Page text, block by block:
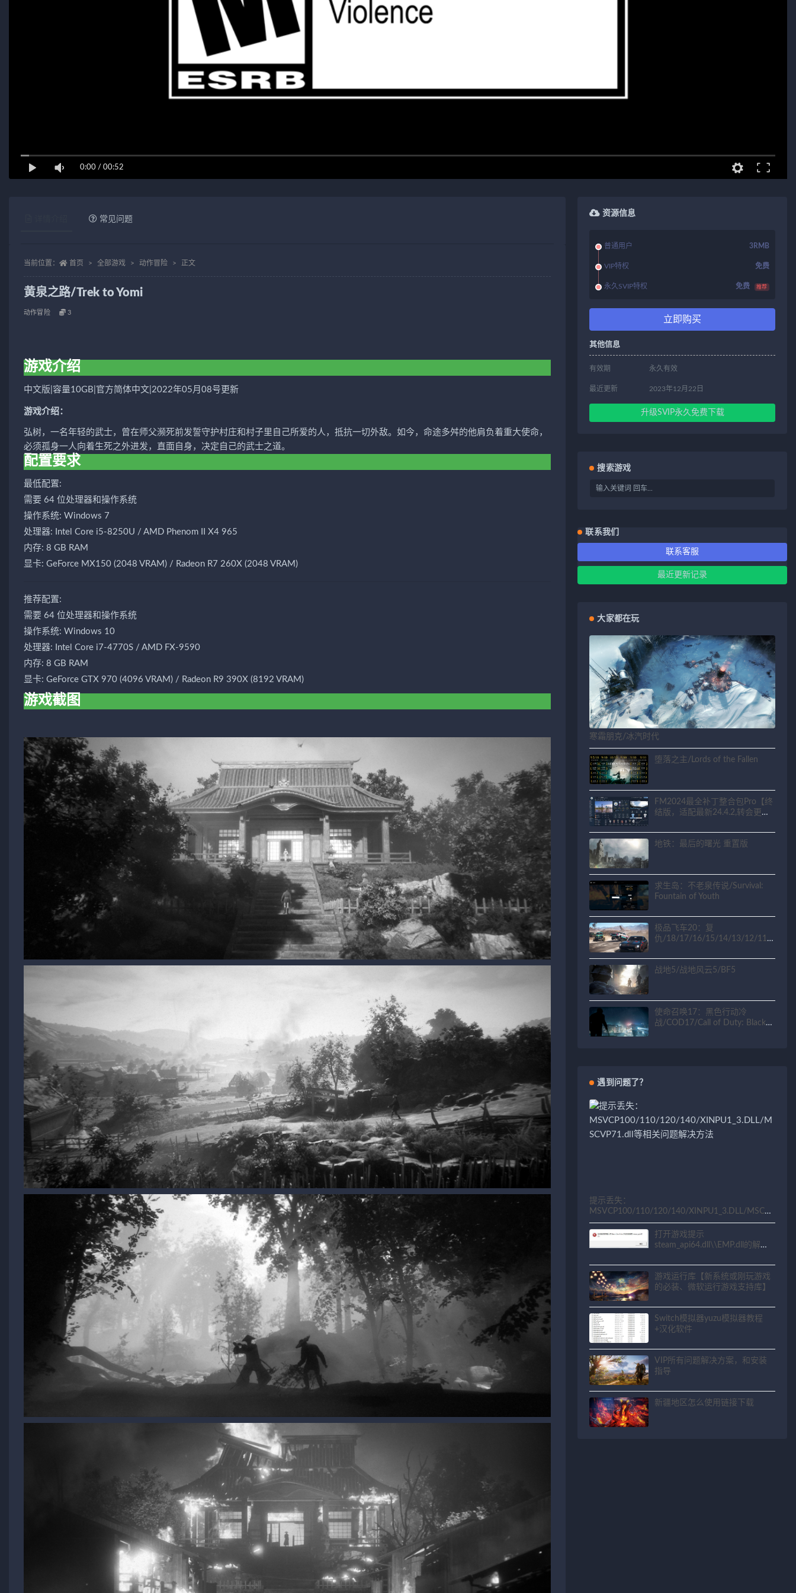
0:00 / 00:52
常见问题
当前位置： 首页 全部游戏 动作冒险 正文
黄泉之路/Trek to Yomi
动作冒险 3
游戏介绍
中文版|容量10GB|官方简体中文|2022年05月08号更新
游戏介绍：
弘树，一名年轻的武士，曾在师父濒死前发誓守护村庄和村子里自己所爱的人，抵抗一切外敌。如今，命途多舛的他肩负着重大使命，
必须孤身一人向着生死之外进发，直面自身，决定自己的武士之道。
配置要求
最低配置:
需要 64 位处理器和操作系统
操作系统: Windows 7
处理器: Intel Core i5-8250U / AMD Phenom II X4 965
内存: 8 GB RAM
显卡: GeForce MX150 (2048 VRAM) / Radeon R7 260X (2048 VRAM)
推荐配置:
需要 64 位处理器和操作系统
操作系统: Windows 10
处理器: Intel Core i7-4770S / AMD FX-9590
内存: 8 GB RAM
显卡: GeForce GTX 970 (4096 VRAM) / Radeon R9 390X (8192 VRAM)
游戏截图
资源信息
普通用户 3RMB
VIP特权 免费
永久SVIP特权 免费 推荐
立即购买
其他信息
有效期 永久有效
最近更新 2023年12月22日
升级SVIP永久免费下载
搜索游戏
联系我们
联系客服
最近更新记录
大家都在玩
寒霜朋克/冰汽时代
堕落之主/Lords of the Fallen
FM2024最全补丁整合包Pro【终
结版，适配最新24.4.2,转会更新
地铁：最后的曙光 重置版
求生岛：不老泉传说/Survival:
Fountain of Youth
极品飞车20：复
仇/18/17/16/15/14/13/12/11/
战地5/战地风云5/BF5
使命召唤17：黑色行动冷
战/COD17/Call of Duty: Black
遇到问题了？
提示丢失：
MSVCP100/110/120/140/XINPU1_3.DLL/MSCV
P71.dll等相关问题解决方法
打开游戏提示
steam_api64.dll\\EMP.dll的解决
游戏运行库【新系统或刚玩游戏
的必装、微软运行游戏支持库】
Switch模拟器yuzu模拟器教程
+汉化软件
VIP所有问题解决方案，和安装
指导
新疆地区怎么使用链接下载